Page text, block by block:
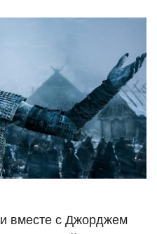
вместе с Джорджем